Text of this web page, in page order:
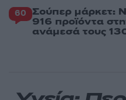
60 Σούπερ μάρκετ:
916 προϊόντα
ανάμεσά τους